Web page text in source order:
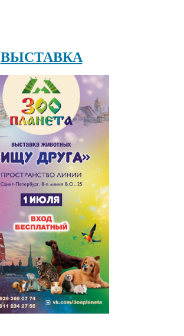
ВЫСТАВКА